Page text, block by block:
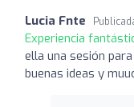
Lucia Fnte
Experiencia
ella una sesión
buenas ideas y